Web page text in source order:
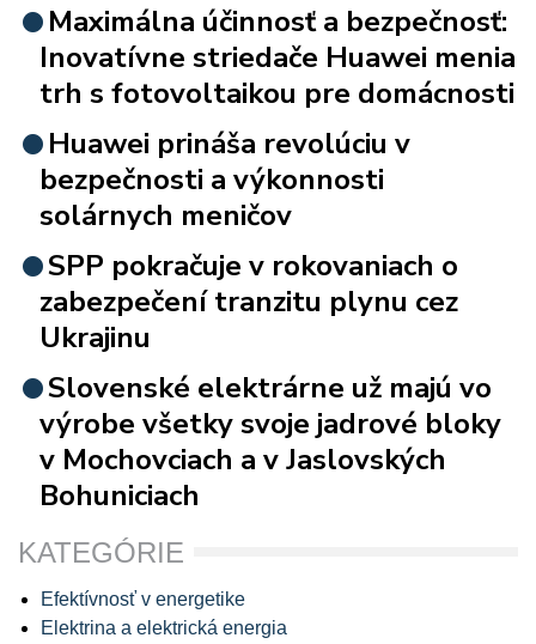
Maximálna účinnosť a bezpečnosť:
Inovatívne striedače Huawei menia
trh s fotovoltaikou pre domácnosti
Huawei prináša revolúciu v
bezpečnosti a výkonnosti
solárnych meničov
SPP pokračuje v rokovaniach o
zabezpečení tranzitu plynu cez
Ukrajinu
Slovenské elektrárne už majú vo
výrobe všetky svoje jadrové bloky
v Mochovciach a v Jaslovských
Bohuniciach
KATEGÓRIE
Efektívnosť v energetike
Elektrina a elektrická energia